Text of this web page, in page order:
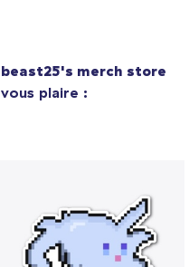
merch store
plaire :